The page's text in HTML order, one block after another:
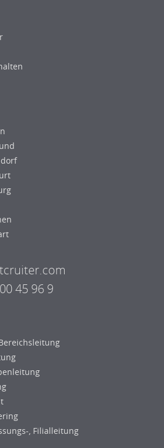
& Fertigung Leitung, Teamleitung
-verarbeitung
45 96 9
, Filialleitung